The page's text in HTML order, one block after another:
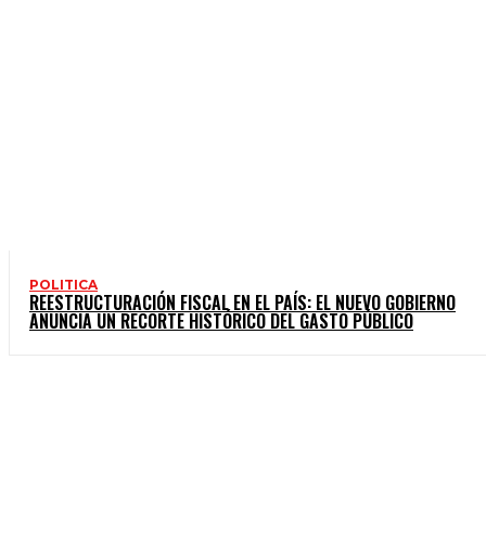
POLITICA
REESTRUCTURACIÓN FISCAL EN EL PAÍS: EL NUEVO GOBIERNO
ANUNCIA UN RECORTE HISTÓRICO DEL GASTO PÚBLICO